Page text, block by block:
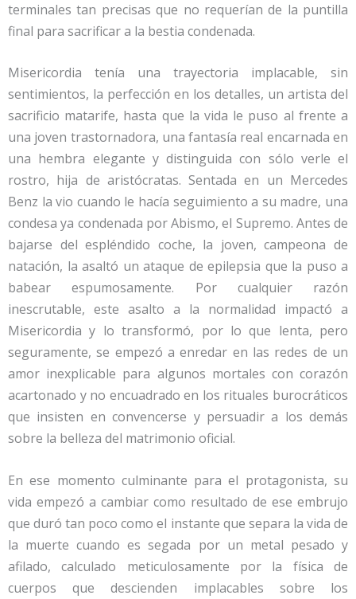
terminales tan precisas que no requerían de la puntilla
final para sacrificar a la bestia condenada.
Misericordia tenía una trayectoria implacable, sin
sentimientos, la perfección en los detalles, un artista del
sacrificio matarife, hasta que la vida le puso al frente a
una joven trastornadora, una fantasía real encarnada en
una hembra elegante y distinguida con sólo verle el
rostro, hija de aristócratas. Sentada en un Mercedes
Benz la vio cuando le hacía seguimiento a su madre, una
condesa ya condenada por Abismo, el Supremo. Antes de
bajarse del espléndido coche, la joven, campeona de
natación, la asaltó un ataque de epilepsia que la puso a
babear espumosamente. Por cualquier razón
inescrutable, este asalto a la normalidad impactó a
Misericordia y lo transformó, por lo que lenta, pero
seguramente, se empezó a enredar en las redes de un
amor inexplicable para algunos mortales con corazón
acartonado y no encuadrado en los rituales burocráticos
que insisten en convencerse y persuadir a los demás
sobre la belleza del matrimonio oficial.
En ese momento culminante para el protagonista, su
vida empezó a cambiar como resultado de ese embrujo
que duró tan poco como el instante que separa la vida de
la muerte cuando es segada por un metal pesado y
afilado, calculado meticulosamente por la física de
cuerpos que descienden implacables sobre los